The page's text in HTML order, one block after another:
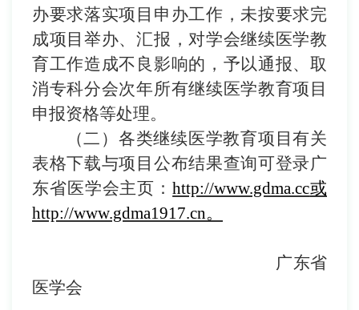
办要求落实项目申办工作，未按要求完
成项目举办、汇报，对学会继续医学教
育工作造成不良影响的， 予以通报、 取
消专科分会次年所有继续医学教育项目
申报资格等处理。
（二） 各类继续医学教育项目有关
表格下载与项目公布结果查询可登录广
东省医学会主页：http://www.gdma.cc或
http://www.gdma1917.cn。
广东省
医学会